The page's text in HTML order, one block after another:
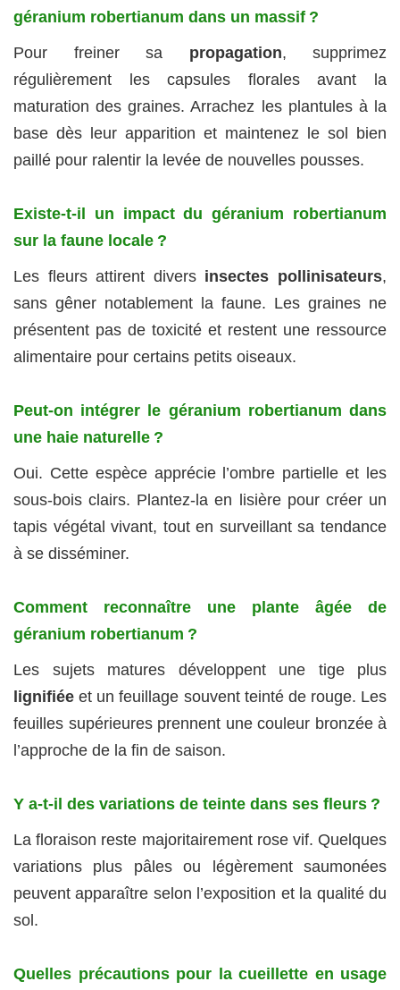
géranium robertianum dans un massif ?
Pour freiner sa propagation, supprimez
régulièrement les capsules florales avant la
maturation des graines. Arrachez les plantules à la
base dès leur apparition et maintenez le sol bien
paillé pour ralentir la levée de nouvelles pousses.
Existe-t-il un impact du géranium robertianum
sur la faune locale ?
Les fleurs attirent divers insectes pollinisateurs,
sans gêner notablement la faune. Les graines ne
présentent pas de toxicité et restent une ressource
alimentaire pour certains petits oiseaux.
Peut-on intégrer le géranium robertianum dans
une haie naturelle ?
Oui. Cette espèce apprécie l’ombre partielle et les
sous-bois clairs. Plantez-la en lisière pour créer un
tapis végétal vivant, tout en surveillant sa tendance
à se disséminer.
Comment reconnaître une plante âgée de
géranium robertianum ?
Les sujets matures développent une tige plus
lignifiée et un feuillage souvent teinté de rouge. Les
feuilles supérieures prennent une couleur bronzée à
l’approche de la fin de saison.
Y a-t-il des variations de teinte dans ses fleurs ?
La floraison reste majoritairement rose vif. Quelques
variations plus pâles ou légèrement saumonées
peuvent apparaître selon l’exposition et la qualité du
sol.
Quelles précautions pour la cueillette en usage